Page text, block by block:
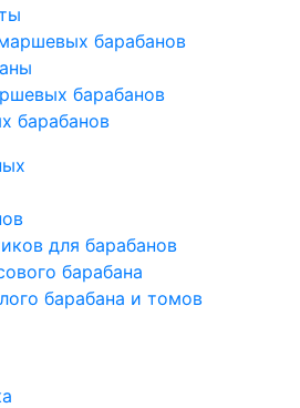
барабанов
барабанов
барабанов
для барабанов
барабана
барабана и томов